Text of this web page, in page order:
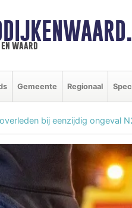
waard
Gemeente Regionaal
bij eenzijdig ongeval